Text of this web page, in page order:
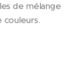
de mélange
couleurs.